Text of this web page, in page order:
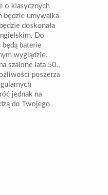
o klasycznych
będzie umywalka
doskonała
Do
baterie
wyglądzie.
szalone lata 50.,
poszerza
jednak na
do Twojego